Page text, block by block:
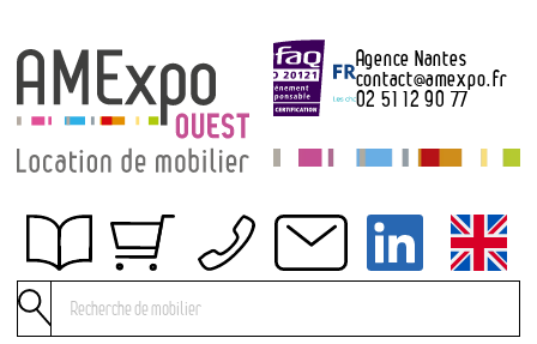
Agence Nantes
contact@amexpo.fr
02 51 12 90 77
Obtenir un devis
Conditions générales de location
Conditions de règlement